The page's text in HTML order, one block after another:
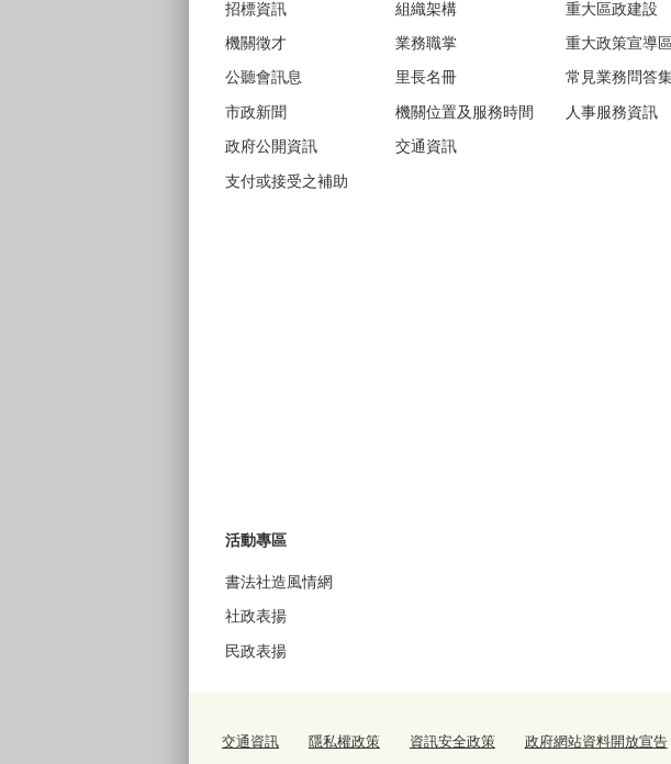
招標資訊
機關徵才
公聽會訊息
市政新聞
政府公開資訊
支付或接受之補助
組織架構
業務職掌
里長名冊
機關位置及服務時間
交通資訊
重大區政建設
重大政策宣導
常見業務問答
人事服務資訊
活動專區
書法社造風情網
社政表揚
民政表揚
交通資訊 隱私權政策 資訊安全政策 政府網站資料開放宣告